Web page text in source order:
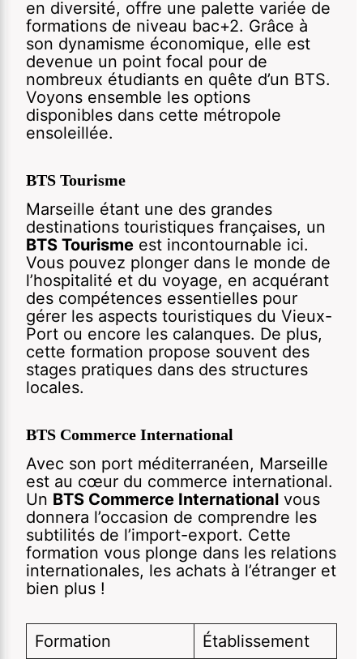
en diversité, offre une palette variée de
formations de niveau bac+2. Grâce à
son dynamisme économique, elle est
devenue un point focal pour de
nombreux étudiants en quête d’un BTS.
Voyons ensemble les options
disponibles dans cette métropole
ensoleillée.
BTS Tourisme
Marseille étant une des grandes
destinations touristiques françaises, un
BTS Tourisme est incontournable ici.
Vous pouvez plonger dans le monde de
l’hospitalité et du voyage, en acquérant
des compétences essentielles pour
gérer les aspects touristiques du Vieux-
Port ou encore les calanques. De plus,
cette formation propose souvent des
stages pratiques dans des structures
locales.
BTS Commerce International
Avec son port méditerranéen, Marseille
est au cœur du commerce international.
Un BTS Commerce International vous
donnera l’occasion de comprendre les
subtilités de l’import-export. Cette
formation vous plonge dans les relations
internationales, les achats à l’étranger et
bien plus !
Formation Établissement